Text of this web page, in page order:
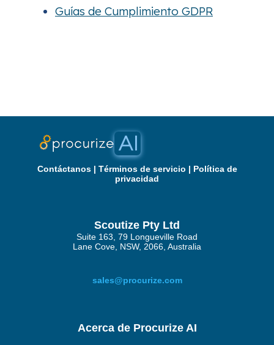
Guías de Cumplimiento GDPR
Contáctanos| Términos de servicio | Política de
privacidad
Scoutize Pty Ltd
Suite 163, 79 Longueville Road
Lane Cove, NSW, 2066, Australia
sales@procurize.com
Acerca de Procurize AI